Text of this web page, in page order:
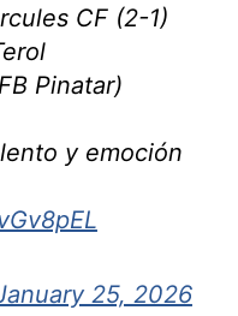
CF (2-1)
Pinatar)
y emoción
25, 2026